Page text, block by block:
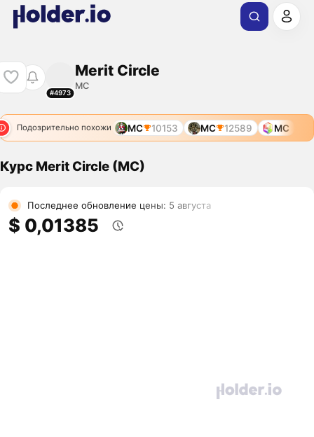
#4973
Merit Circle
MC
Подозрительно похожи MC 10153 MC 12589 MC
Курс Merit Circle (MC)
Последнее обновление цены: 5 августа
$ 0,01385